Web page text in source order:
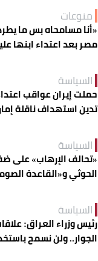
منوعات
«أنا مسامحاه بس ما
مصر بعد اعتداء ابنها
السياسة
حملت إيران عواقب
تدين استهداف ناقلة
السياسة
«تحالف الإرهاب» على
الحوثي و«القاعدة
السياسة
رئيس وزراء العراق:
الجوار.. ولن نسمح